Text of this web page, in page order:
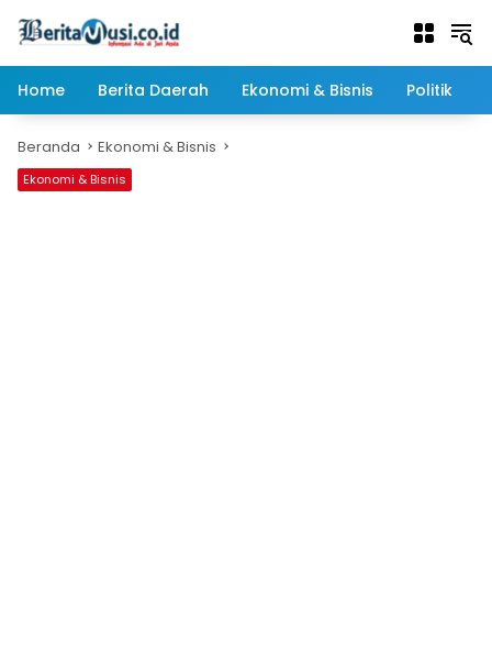
Home
Berita Daerah Ekonomi & Bisnis Politik
Beranda Ekonomi & Bisnis
Ekonomi & Bisnis